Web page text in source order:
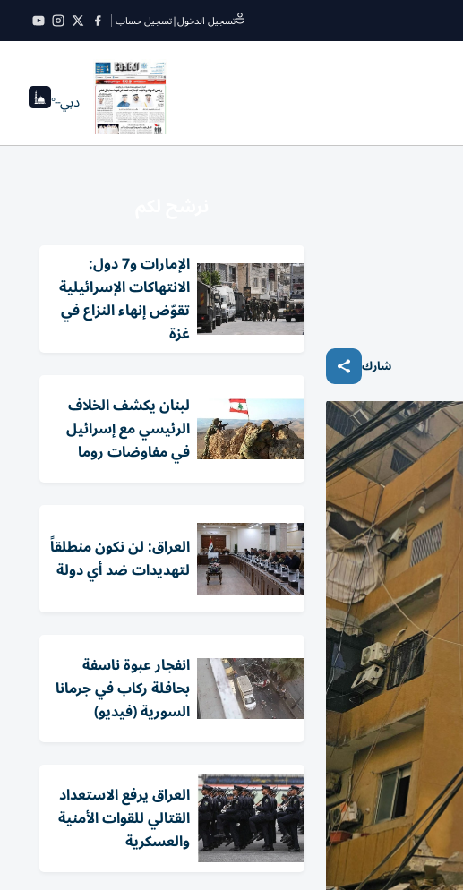
تسجيل الدخول|تسجيل حساب
دبي--°
شارك
الإمارات و7 دول:
الانتهاكات الإسرائيلية
تقوّض إنهاء النزاع في
غزة
لبنان يكشف الخلاف
الرئيسي مع إسرائيل
في مفاوضات روما
العراق: لن نكون منطلقاً
لتهديدات ضد أي دولة
انفجار عبوة ناسفة
بحافلة ركاب في جرمانا
السورية (فيديو)
العراق يرفع الاستعداد
القتالي للقوات الأمنية
والعسكرية